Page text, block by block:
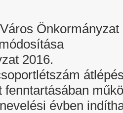
2016.
fenntartásában
évben